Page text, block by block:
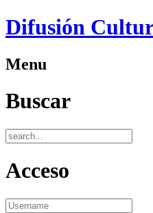
Difusión
Menu
Buscar
Acceso